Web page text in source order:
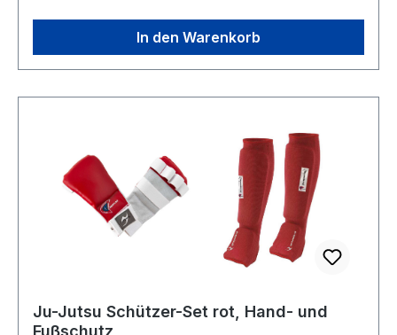
In den Warenkorb
Ju-Jutsu Schützer-Set rot, Hand- und
Fußschutz